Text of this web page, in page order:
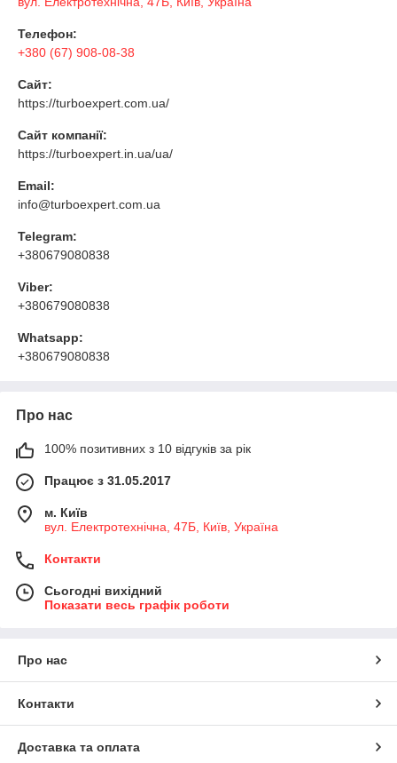
Телефон:
+380 (67) 908-08-38
Сайт:
https://turboexpert.com.ua/
Сайт компанії:
https://turboexpert.in.ua/ua/
Email:
info@turboexpert.com.ua
Telegram:
+380679080838
Viber:
+380679080838
Whatsapp:
+380679080838
Про нас
100% позитивних з 10 відгуків за рік
Працює з 31.05.2017
м. Київ
вул. Електротехнічна, 47Б, Київ, Україна
Контакти
Сьогодні вихідний
Показати весь графік роботи
Про нас
Контакти
Доставка та оплата